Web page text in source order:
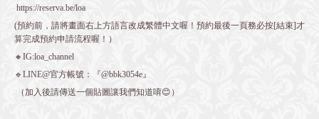
https://reserva.be/loa
(預約前，請將畫面右上方語言改成繁體中文喔！預約最後一頁務必按[結束]才
算完成預約申請流程喔！）
🔸IG:loa_channel
🔹LINE@官方帳號：『@bbk3054e』
（加入後請傳送一個貼圖讓我們知道唷😊）